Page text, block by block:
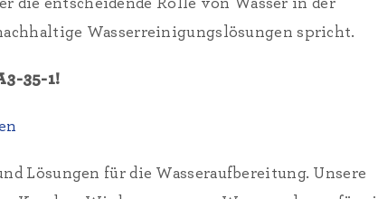
die entscheidende Rolle von Wasser in der
Wasserreinigungslösungen spricht.
35-1!
Lösungen für die Wasseraufbereitung. Unsere